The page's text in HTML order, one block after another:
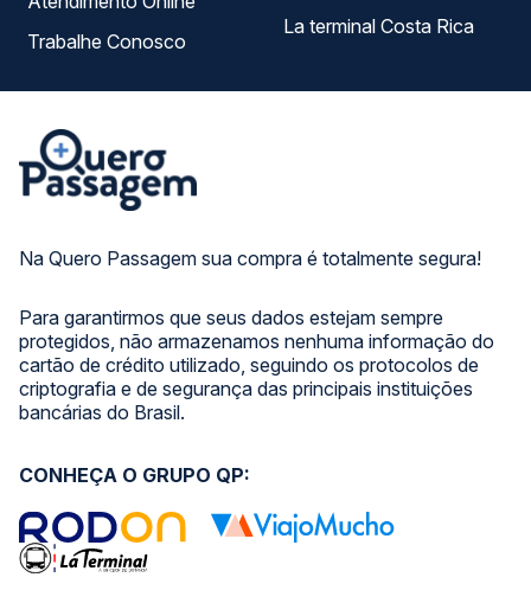
Na Quero Passagem sua compra é totalmente segura!
Para garantirmos que seus dados estejam sempre
protegidos, não armazenamos nenhuma informação do
cartão de crédito utilizado, seguindo os protocolos de
criptografia e de segurança das principais instituições
bancárias do Brasil.
Trabalhe Conosco
La terminal Costa Rica
CONHEÇA O GRUPO QP: